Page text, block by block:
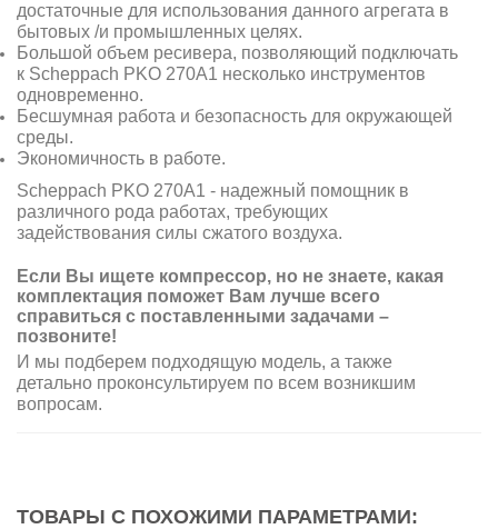
достаточные для использования данного агрегата в
бытовых /и промышленных целях.
Большой объем ресивера, позволяющий подключать
к Scheppach PKO 270A1 несколько инструментов
одновременно.
Бесшумная работа и безопасность для окружающей
среды.
Экономичность в работе.
Scheppach PKO 270A1 - надежный помощник в
различного рода работах, требующих
задействования силы сжатого воздуха.
Если Вы ищете компрессор, но не знаете, какая
комплектация поможет Вам лучше всего
справиться с поставленными задачами –
позвоните!
И мы подберем подходящую модель, а также
детально проконсультируем по всем возникшим
вопросам.
ТОВАРЫ С ПОХОЖИМИ ПАРАМЕТРАМИ: